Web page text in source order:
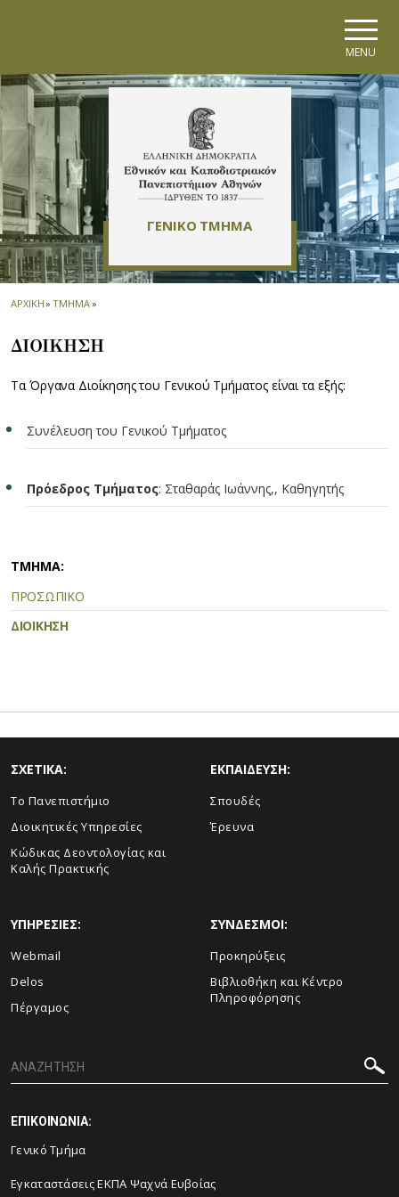
MENU
ΓΕΝΙΚΟ ΤΜΗΜΑ
ΑΡΧΙΚΗ» ΤΜΗΜΑ»
ΔΙΟΙΚΗΣΗ
Τα Όργανα Διοίκησης του Γενικού Τμήματος είναι τα εξής:
Συνέλευση του Γενικού Τμήματος
Πρόεδρος Τμήματος: Σταθαράς Ιωάννης,, Καθηγητής
ΤΜΗΜΑ:
ΠΡΟΣΩΠΙΚΟ
ΔΙΟΙΚΗΣΗ
ΣΧΕΤΙΚΑ:
Το Πανεπιστήμιο
Διοικητικές Υπηρεσίες
Κώδικας Δεοντολογίας και
Καλής Πρακτικής
ΕΚΠΑΙΔΕΥΣΗ:
Σπουδές
Έρευνα
ΥΠΗΡΕΣΙΕΣ:
Webmail
Delos
Πέργαμος
ΣΥΝΔΕΣΜΟΙ:
Προκηρύξεις
Βιβλιοθήκη και Κέντρο
Πληροφόρησης
ΕΠΙΚΟΙΝΩΝΙΑ:
Γενικό Τμήμα
Εγκαταστάσεις ΕΚΠΑ Ψαχνά Ευβοίας